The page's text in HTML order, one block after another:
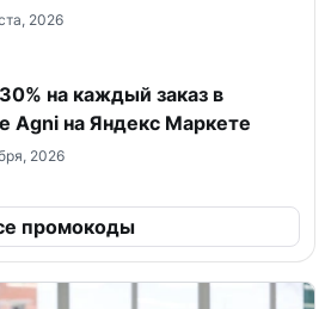
2026
на каждый заказ в
Agni на Яндекс Маркете
2026
промокоды